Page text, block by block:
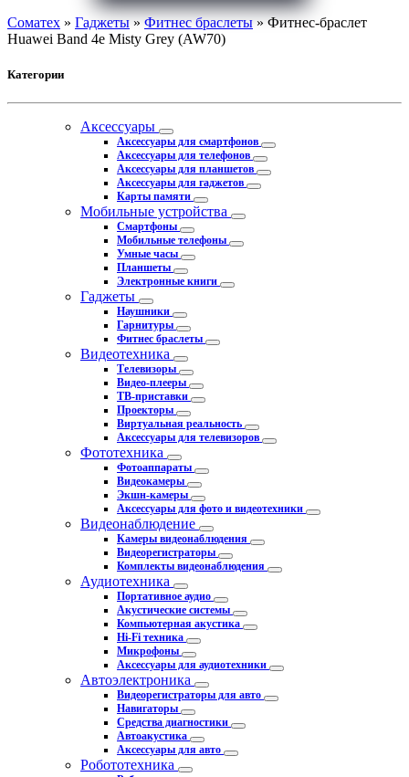
Соматех » Гаджеты»Фитнес браслеты» Фитнес-браслет
Huawei Band 4e Misty Grey (AW70)
Категории
Аксессуары
Аксессуары для смартфонов
Аксессуары для телефонов
Аксессуары для планшетов
Аксессуары для гаджетов
Карты памяти
Мобильные устройства
Смартфоны
Мобильные телефоны
Умные часы
Планшеты
Электронные книги
Гаджеты
Наушники
Гарнитуры
Фитнес браслеты
Видеотехника
Телевизоры
Видео-плееры
ТВ-приставки
Проекторы
Виртуальная реальность
Аксессуары для телевизоров
Фототехника
Фотоаппараты
Видеокамеры
Экшн-камеры
Аксессуары для фото и видеотехники
Видеонаблюдение
Камеры видеонаблюдения
Видеорегистраторы
Комплекты видеонаблюдения
Аудиотехника
Портативное аудио
Акустические системы
Компьютерная акустика
Hi-Fi техника
Микрофоны
Аксессуары для аудиотехники
Автоэлектроника
Видеорегистраторы для авто
Навигаторы
Средства диагностики
Автоакустика
Аксессуары для авто
Робототехника